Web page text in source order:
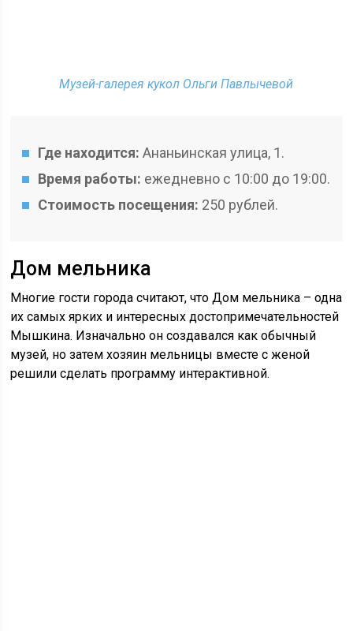
Музей-галерея кукол Ольги Павлычевой
Где находится: Ананьинская улица, 1.
Время работы: ежедневно с 10:00 до 19:00.
Стоимость посещения: 250 рублей.
Дом мельника
Многие гости города считают, что Дом мельника – одна
их самых ярких и интересных достопримечательностей
Мышкина. Изначально он создавался как обычный
музей, но затем хозяин мельницы вместе с женой
решили сделать программу интерактивной.